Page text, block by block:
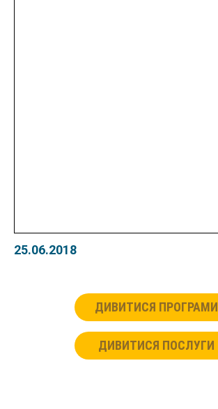
25.06.2018
ДИВИТИСЯ ПРОГРАМИ
ДИВИТИСЯ ПОСЛУГИ